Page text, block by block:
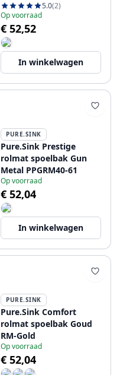
5.0(2)
Op voorraad
€ 52,52
In winkelwagen
PURE.SINK
Pure.Sink Prestige
rolmat spoelbak Gun
Metal PPGRM40-61
Op voorraad
€ 52,04
In winkelwagen
PURE.SINK
Pure.Sink Comfort
rolmat spoelbak Goud
RM-Gold
Op voorraad
€ 52,04